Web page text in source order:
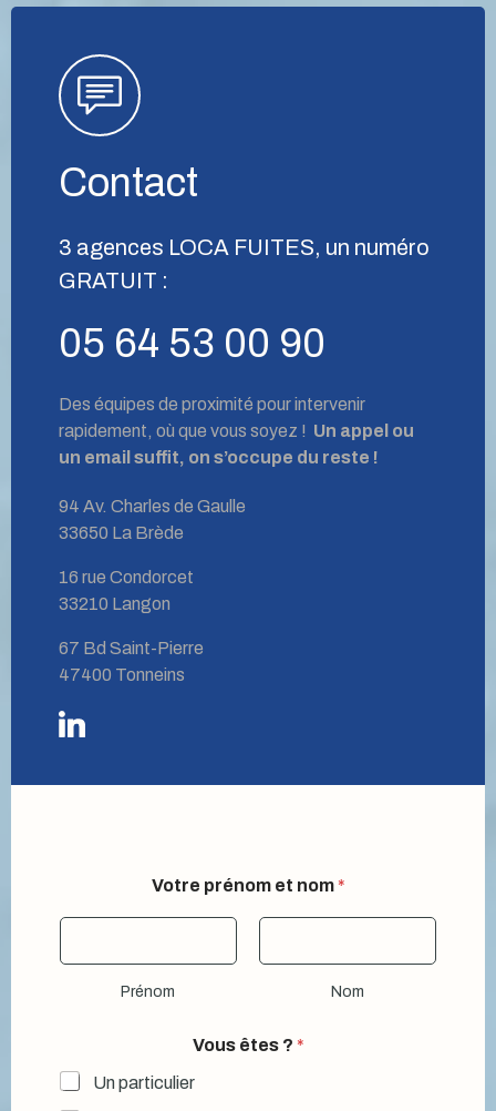
Contact
3 agences LOCA FUITES, un numéro
GRATUIT :
05 64 53 00 90
Des équipes de proximité pour intervenir
rapidement, où que vous soyez ! Un appel ou
un email suffit, on s’occupe du reste !
94 Av. Charles de Gaulle
33650 La Brède
16 rue Condorcet
33210 Langon
67 Bd Saint-Pierre
47400 Tonneins
a
V
Votre prénom et nom *
Prénom Nom
Vous êtes ? *
Un particulier